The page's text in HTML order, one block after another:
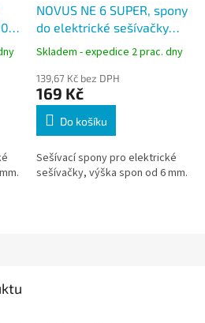
NOVUS NE 6 SUPER, spony
do elektrické sešívačky
5000 ks
Skladem - expedice 2 prac. dny
139,67 Kč bez DPH
169 Kč
Do košíku
Sešívací spony pro elektrické
sešívačky, výška spon od 6 mm.